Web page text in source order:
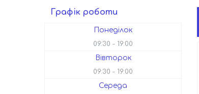
Графік роботи
Понеділок
09:30 19:00
Вівторок
09:30 19:00
Середа